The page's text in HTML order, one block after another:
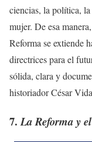
ciencias, la política,
mujer. De esa
Reforma se extiende
directrices para el
sólida, clara y
historiador César
7.La Reforma y